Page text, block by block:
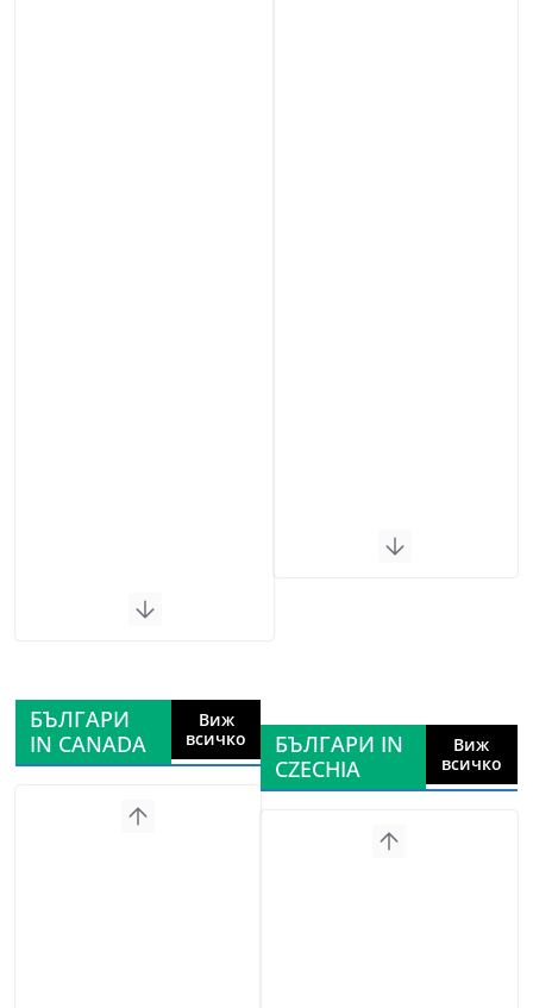
БЪЛГАРИ
IN CANADA
Виж
всичко
БЪЛГАРИ IN
CZECHIA
Виж
всичко